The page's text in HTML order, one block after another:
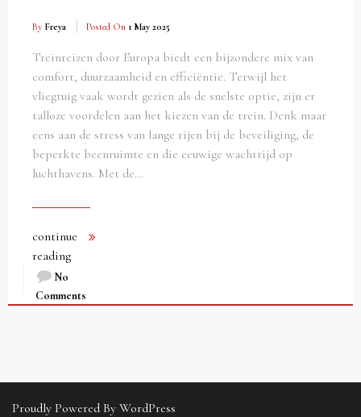
By Freya Posted On 1 May 2025
Treinreizen door Europa biedt een bijzondere mix van
comfort, duurzaamheid en efficiëntie. Terwijl het
vliegtuig vaak wordt gezien als de snelste optie, zijn er
talloze voordelen aan het kiezen van de trein. Denk maar
eens aan de stress van lange rijen bij de beveiliging, de
beperkte beenruimte en die eeuwige wachttijd op
luchthavens. Met de…
continue
reading
No
Comments
Proudly Powered By WordPress